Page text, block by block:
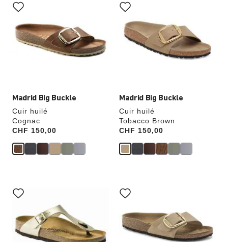
Madrid Big Buckle
Cuir huilé
Cognac
Price:
CHF 150,00
sur
les
échantillons
de
couleurs
modifiera
Madrid Big Buckle
Cuir huilé
Tobacco Brown
Price:
CHF 150,00
sur
les
échantillons
couleurs
modifiera
sur
les
échantillons
de
couleurs
modifiera
sur
les
de
couleurs
modifiera